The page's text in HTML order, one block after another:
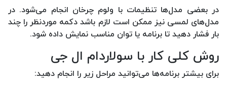
در بعضی مدل‌ها تنظیمات با ولوم چرخان انجام می‌شود. در
مدل‌های لمسی نیز ممکن است لازم باشد دکمه موردنظر را چند
بار فشار دهید تا برنامه یا توان مناسب نمایش داده شود.
روش کلی کار با سولاردام ال جی
برای بیشتر برنامه‌ها می‌توانید مراحل زیر را انجام دهید: